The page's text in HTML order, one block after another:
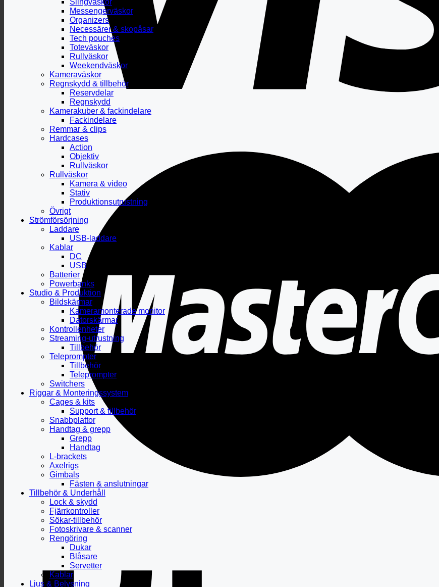
Messengerväskor
Organizers
Necessärer & skopåsar
Tech pouches
Toteväskor
Rullväskor
Weekendväskor
Kameraväskor
Regnskydd & tillbehör
Reservdelar
Regnskydd
Kamerakuber & fackindelare
Fackindelare
Remmar & clips
Hardcases
Action
Objektiv
Rullväskor
Rullväskor
Kamera & video
Stativ
Produktionsutrustning
Övrigt
Strömförsörjning
Laddare
USB-laddare
Kablar
DC
USB
Batterier
Powerbanks
Studio & Produktion
Bildskärmar
Kameramonterade monitor
Datorskärmar
Kontrollenheter
Streaming-utrustning
Tillbehör
Teleprompter
Tillbehör
Teleprompter
Switchers
Riggar & Monteringssystem
Cages & kits
Support & tillbehör
Snabbplattor
Handtag & grepp
Grepp
Handtag
L-brackets
Axelrigs
Gimbals
Fästen & anslutningar
Tillbehör & Underhåll
Lock & skydd
Fjärrkontroller
Sökar-tillbehör
Fotoskrivare & scanner
Rengöring
Dukar
Blåsare
Servetter
Kablar
Ljus & Belysning